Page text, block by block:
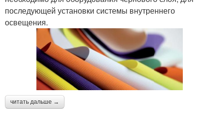
последующей установки системы внутреннего
освещения.
читать дальше →